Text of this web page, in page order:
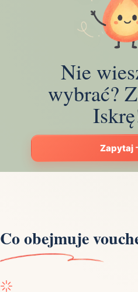
Nie
wybrać?
Zapytaj
Co obejmuje